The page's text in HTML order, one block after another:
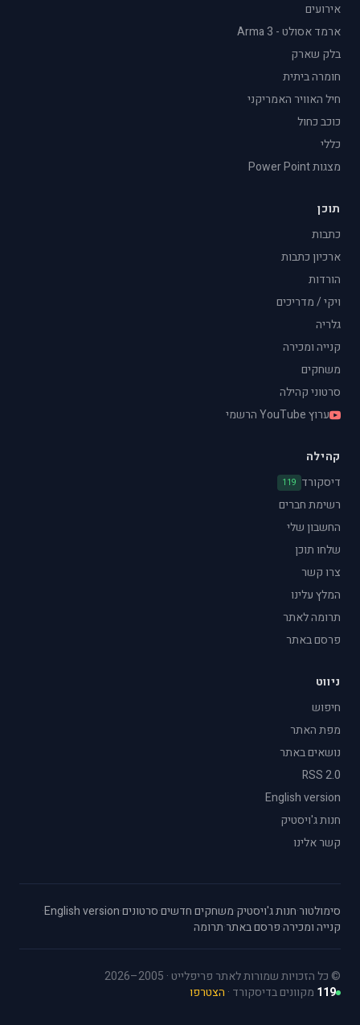
אירועים
ארמד אסולט - Arma 3
בלק שארק
חומרה ביתית
חיל האוויר האמריקני
כוכב כחול
כללי
מצגות Power Point
תוכן
כתבות
ארכיון כתבות
הורדות
ויקי / מדריכים
גלריה
קנייה ומכירה
משחקים
סרטוני קהילה
ערוץ YouTube הרשמי
קהילה
דיסקורד 119
רשימת חברים
החשבון שלי
שלחו תוכן
צרו קשר
המלץ עלינו
תרומה לאתר
פרסם באתר
ניווט
חיפוש
מפת האתר
נושאים באתר
RSS 2.0
English version
חנות ג'ויסטיק
קשר אלינו
סימולטור·חנות ג'ויסטיק·משחקים חדשים·סרטונים·
English version
·
קנייה ומכירה·פרסם באתר·תרומה
© כל הזכויות שמורות לאתר פריפלייט · 2005–2026
119 מקוונים בדיסקורד · הצטרפו